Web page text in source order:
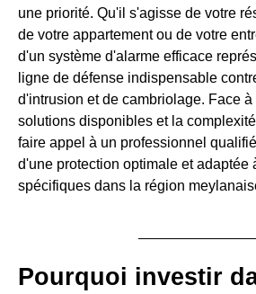
une priorité. Qu'il s'agisse de votre
de votre appartement ou de votre
d'un système d'alarme efficace
ligne de défense indispensable
d'intrusion et de cambriolage. Face
solutions disponibles et la
faire appel à un professionnel
d'une protection optimale et adaptée
spécifiques dans la région
Pourquoi investir